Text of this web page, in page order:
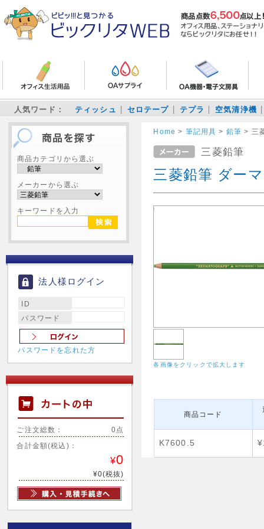
人気ワード： ティッシュ セロテープ テプラ 空気清浄機
商品カテゴリから選ぶ
メーカーから選ぶ
キーワードを入力
法人様ログイン
ID
パスワード
パスワードを忘れた方
ご注文総数： 0点
合計金額(税込)：
¥0
¥0(税抜)
Home > 筆記用具 > 鉛筆 > 三
三菱鉛筆
三菱鉛筆 ダー
各画像をクリックで拡大します
商品コード
K7600.5